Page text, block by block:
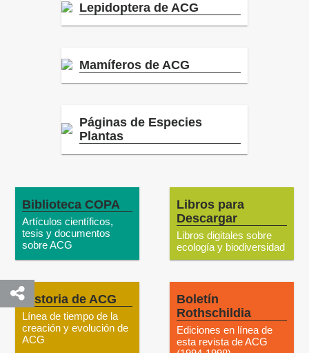
Lepidoptera de ACG
Mamíferos de ACG
Páginas de Especies
Plantas
Biblioteca COPA
Artículos científicos,
tesis y documentos
sobre ACG
Libros para
Descargar
Libros digitales sobre
ecología y biodiversidad
Historia de ACG
Línea de tiempo de la
creación y evolución de
ACG
Boletín
Rothschildia
Ediciones en línea de
esta revista de ACG